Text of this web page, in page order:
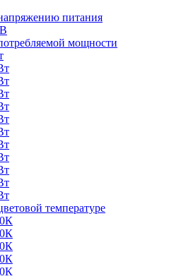
питания
мощности
температуре